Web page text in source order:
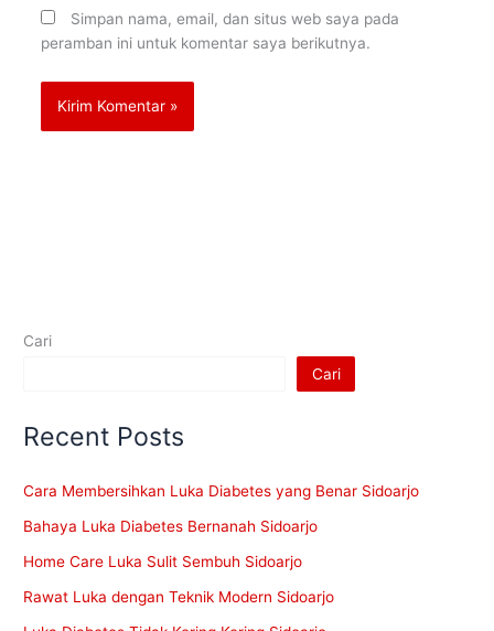
Simpan nama, email, dan situs web saya pada
peramban ini untuk komentar saya berikutnya.
Cari
Cari
Recent Posts
Cara Membersihkan Luka Diabetes yang Benar Sidoarjo
Bahaya Luka Diabetes Bernanah Sidoarjo
Home Care Luka Sulit Sembuh Sidoarjo
Rawat Luka dengan Teknik Modern Sidoarjo